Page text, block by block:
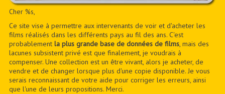
Cher %s,
Ce site vise à permettre aux intervenants de voir et d'acheter les
films réalisés dans les différents pays au fil des ans. C'est
probablement la plus grande base de données de films, mais des
lacunes subsistent privé est que finalement, je voudrais à
compenser. Une collection est un être vivant, alors je acheter, de
vendre et de changer lorsque plus d'une copie disponible. Je vous
serais reconnaissant de votre aide pour corriger les erreurs, ainsi
que l'une de leurs propositions. Merci.